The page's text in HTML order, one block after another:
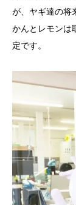
が、ヤギ達の将
かんとレモンは
定です。